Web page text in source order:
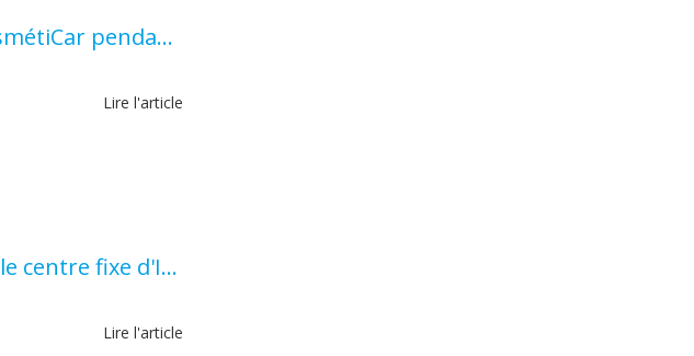
Economisez l'eau avec le lavage CosmétiCar pendant les périodes de sécheresse.
Lire l'article
Changement de propriétaire pour le centre fixe d'Istres (13) !
Lire l'article